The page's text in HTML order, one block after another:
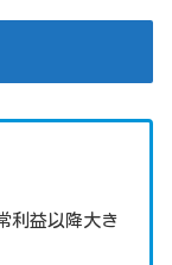
利益以降大き